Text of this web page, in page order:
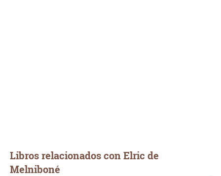
Libros relacionados con Elric de
Melniboné